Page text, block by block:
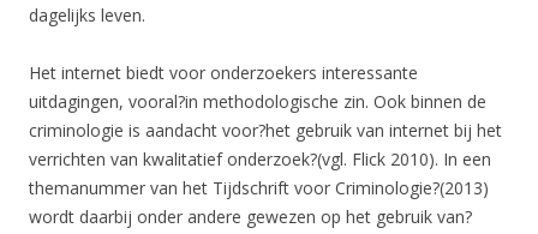
dagelijks leven.
Het internet biedt voor onderzoekers interessante
uitdagingen, vooral?in methodologische zin. Ook binnen de
criminologie is aandacht voor?het gebruik van internet bij het
verrichten van kwalitatief onderzoek?(vgl. Flick 2010). In een
themanummer van het Tijdschrift voor Criminologie?(2013)
wordt daarbij onder andere gewezen op het gebruik van?